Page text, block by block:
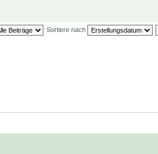
Sortiere nach